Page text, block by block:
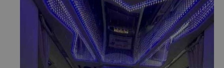
b. Hình ảnh xe Thanh Nhã